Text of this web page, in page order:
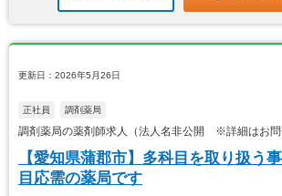
更新日：2026年5月26日
正社員 調剤薬局
調剤薬局の薬剤師求人（法人名非公開 ※詳細はお問
【愛知県蒲郡市】多科目を取り扱う
目応需の薬局です